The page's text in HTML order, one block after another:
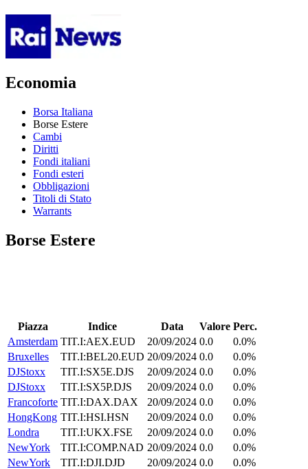
Economia
Borsa Italiana
Borse Estere
Cambi
Diritti
Fondi italiani
Fondi esteri
Obbligazioni
Titoli di Stato
Warrants
Borse Estere
Piazza Indice Data Valore Perc.
Amsterdam TIT.I:AEX.EUD 20/09/2024 0.0
0.0%
Bruxelles
TIT.I:BEL20.EUD 20/09/2024 0.0
0.0%
DJStoxx
TIT.I:SX5E.DJS 20/09/2024 0.0
0.0%
DJStoxx
TIT.I:SX5P.DJS 20/09/2024 0.0
0.0%
Francoforte TIT.I:DAX.DAX 20/09/2024 0.0
0.0%
HongKong TIT.I:HSI.HSN 20/09/2024 0.0
0.0%
Londra
TIT.I:UKX.FSE 20/09/2024 0.0
0.0%
NewYork
TIT.I:COMP.NAD 20/09/2024 0.0
0.0%
NewYork
TIT.I:DJI.DJD 20/09/2024 0.0
0.0%